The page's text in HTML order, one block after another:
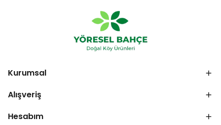
Kurumsal
Alışveriş
Hesabım